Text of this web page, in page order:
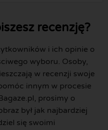
recenzję?
i ich opinie o
wyboru. Osoby,
w recenzji swoje
innym w procesie
prosimy o
był jak najbardziej
się swoimi